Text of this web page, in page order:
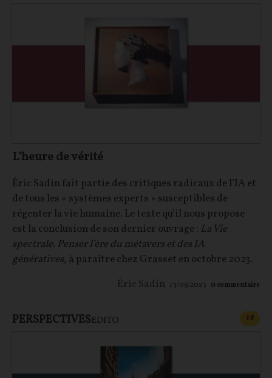
L’heure de vérité
Éric Sadin fait partie des critiques radicaux de l’IA et
de tous les « systèmes experts » susceptibles de
régenter la vie humaine. Le texte qu’il nous propose
est la conclusion de son dernier ouvrage : La Vie
spectrale. Penser l’ère du métavers et des IA
génératives, à paraître chez Grasset en octobre 2023.
Éric Sadin 13/09/2023 0 commentaire
PERSPECTIVESEDITO FP